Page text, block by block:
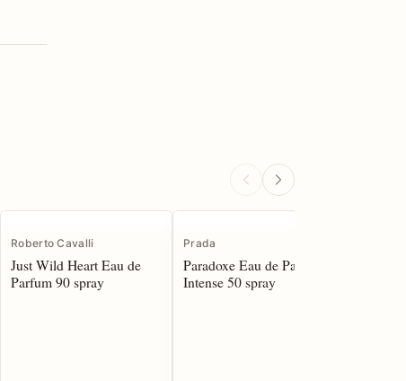
Roberto Cavalli
Just Wild Heart Eau de
Parfum 90 spray
Prada
Paradoxe Eau de Parfum
Intense 50 spray